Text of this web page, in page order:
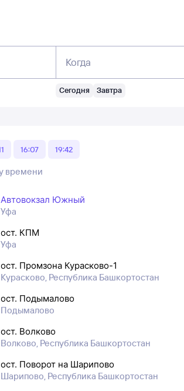
Когда
Сегодня Завтра
16:07 19:42
времени
Автовокзал Южный
Уфа
ост. КПМ
Уфа
ост. Промзона Курасково-1
Курасково, Республика Башкортостан
ост. Подымалово
Подымалово
ост. Волково
Волково, Республика Башкортостан
ост. Поворот на Шарипово
Шарипово, Республика Башкортостан